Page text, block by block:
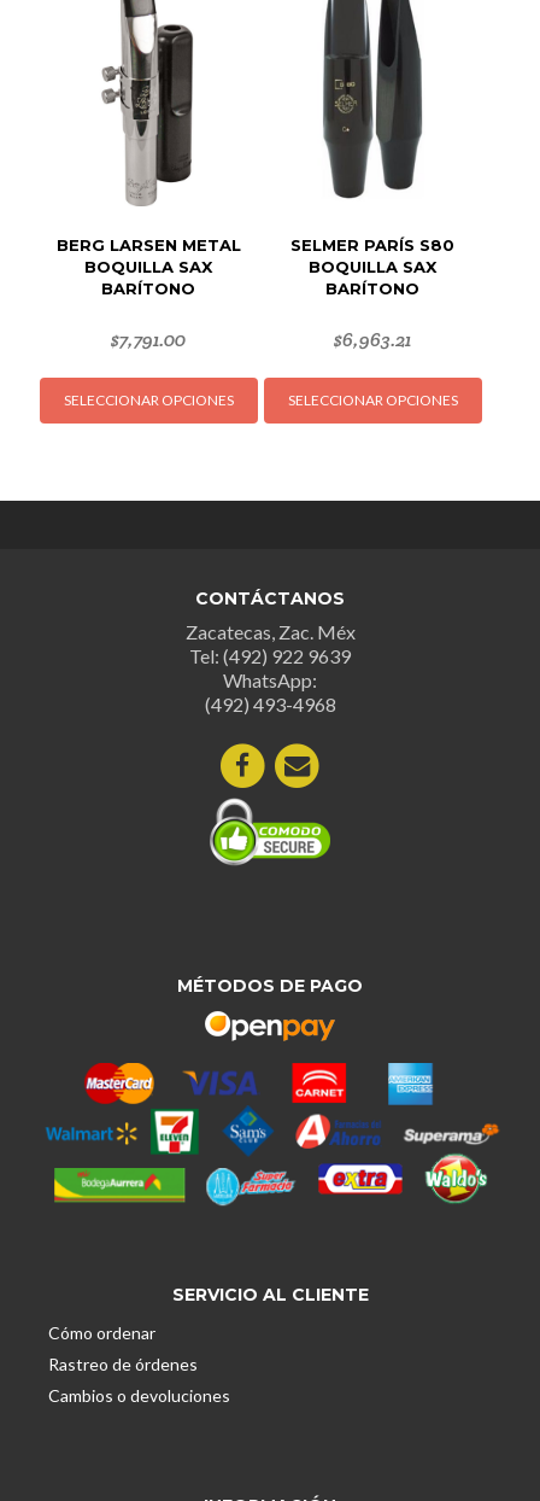
opciones
producto
BERG LARSEN METAL
BOQUILLA SAX
BARÍTONO
$7,791.00
SELECCIONAR OPCIONES
Este
producto
pueden
elegir
en
la
de
producto
SELMER PARÍS S80
BOQUILLA SAX
BARÍTONO
$6,963.21
SELECCIONAR OPCIONES
Este
CONTÁCTANOS
Zacatecas, Zac. Méx
Tel: (492) 922 9639
WhatsApp:
(492) 493-4968
MÉTODOS DE PAGO
SERVICIO AL CLIENTE
Cómo ordenar
Rastreo de órdenes
Cambios o devoluciones